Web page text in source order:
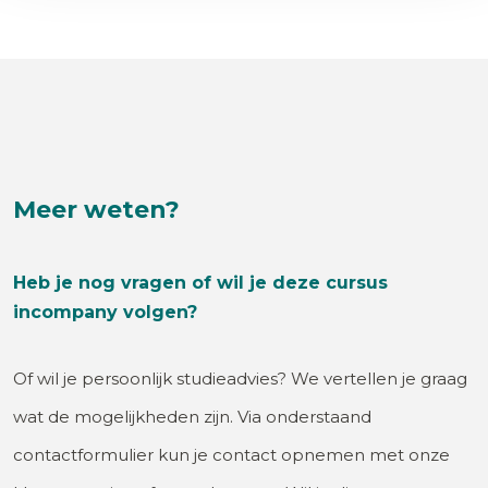
Meer weten?
Heb je nog vragen of wil je deze cursus
incompany volgen?
Of wil je persoonlijk studieadvies? We vertellen je graag
wat de mogelijkheden zijn. Via onderstaand
contactformulier kun je contact opnemen met onze